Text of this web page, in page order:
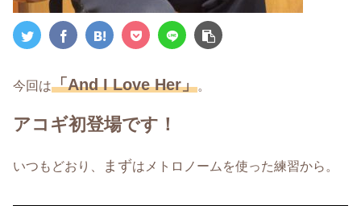
今回は「And I Love Her」。
アコギ初登場です！
いつもどおり、 まずはメトロノームを使った練習から。